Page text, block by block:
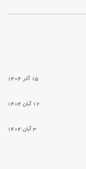
15 آذر 1404
12 آبان 1404
3 آبان 1404